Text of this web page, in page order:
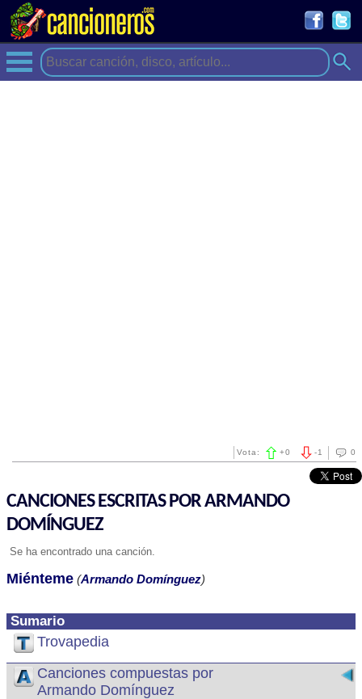
0
-1
Vota: +0
CANCIONES ESCRITAS POR ARMANDO
DOMÍNGUEZ
Se ha encontrado una canción.
Sumario
Trovapedia
Canciones compuestas por
Armando Domínguez
Miénteme (Armando Domínguez)